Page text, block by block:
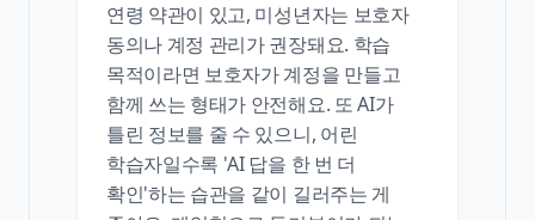
연령 약관이 있고, 미성년자는 보호자
동의나 계정 관리가 권장돼요. 학습
목적이라면 보호자가 계정을 만들고
함께 쓰는 형태가 안전해요. 또 AI가
틀린 정보를 줄 수 있으니, 어린
학습자일수록 'AI 답을 한 번 더
확인'하는 습관을 같이 길러주는 게